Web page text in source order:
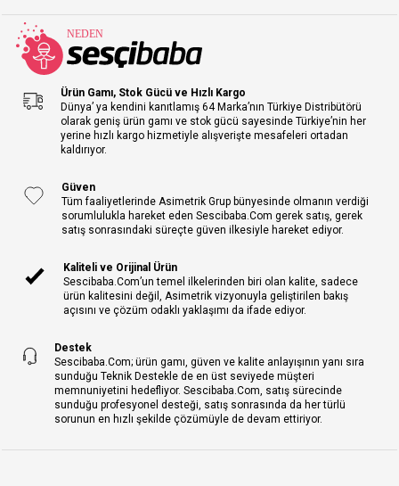
Ürün Gamı, Stok Gücü ve Hızlı Kargo
Dünya’ ya kendini kanıtlamış 64 Marka’nın Türkiye Distribütörü
olarak geniş ürün gamı ve stok gücü sayesinde Türkiye’nin her
yerine hızlı kargo hizmetiyle alışverişte mesafeleri ortadan
kaldırıyor.
Güven
Tüm faaliyetlerinde Asimetrik Grup bünyesinde olmanın verdiği
sorumlulukla hareket eden Sescibaba.Com gerek satış, gerek
satış sonrasındaki süreçte güven ilkesiyle hareket ediyor.
Kaliteli ve Orijinal Ürün
Sescibaba.Com’un temel ilkelerinden biri olan kalite, sadece
ürün kalitesini değil, Asimetrik vizyonuyla geliştirilen bakış
açısını ve çözüm odaklı yaklaşımı da ifade ediyor.
Destek
Sescibaba.Com; ürün gamı, güven ve kalite anlayışının yanı sıra
sunduğu Teknik Destekle de en üst seviyede müşteri
memnuniyetini hedefliyor. Sescibaba.Com, satış sürecinde
sunduğu profesyonel desteği, satış sonrasında da her türlü
sorunun en hızlı şekilde çözümüyle de devam ettiriyor.